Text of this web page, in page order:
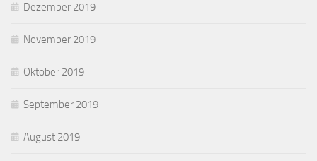
Dezember 2019
November 2019
Oktober 2019
September 2019
August 2019